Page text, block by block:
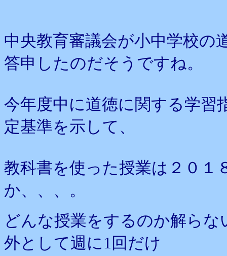
中央教育審議会が小中学校の
答申したのだそうですね。
今年度中に道徳に関する学習
定基準を示して、
教科書を使った授業は２０１
か、、、。
どんな授業をするのか解ら
外として週に1回だけ